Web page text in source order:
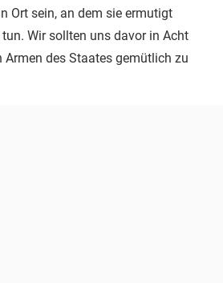
Ort sein, an dem sie ermutigt
Wir sollten uns davor in Acht
Armen des Staates gemütlich zu